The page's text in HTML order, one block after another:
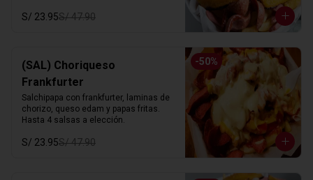
S/ 23.95S/ 47.90
-50%
(SAL) Choriqueso
Frankfurter
Salchipapa con frankfurter, laminas de
chorizo, queso edam y papas fritas.
Hasta 4 salsas a elección.
S/ 23.95S/ 47.90